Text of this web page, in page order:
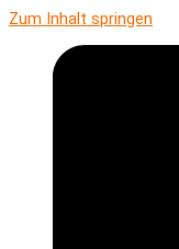
Zum Inhalt springen